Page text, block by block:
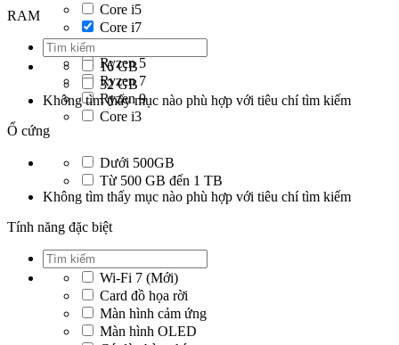
Core i5
Core i7
Ryzen 5
Ryzen 7
Ryzen 9
Core i3
RAM
16 GB
32 GB
Không tìm thấy mục nào phù hợp với tiêu chí tìm kiếm
Ổ cứng
Dưới 500GB
Từ 500 GB đến 1 TB
Không tìm thấy mục nào phù hợp với tiêu chí tìm kiếm
Tính năng đặc biệt
Wi-Fi 7 (Mới)
Card đồ họa rời
Màn hình cảm ứng
Màn hình OLED